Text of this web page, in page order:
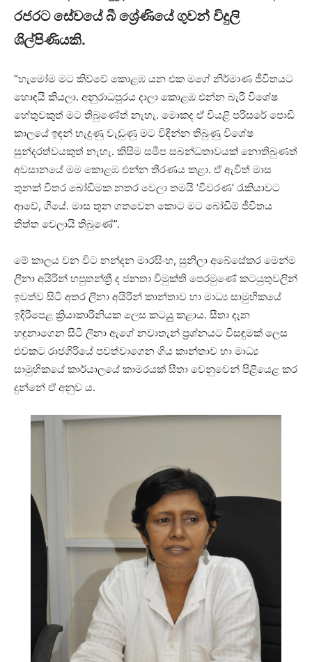
රජරට සේවයේ බී ශ්‍රේණියේ ගුවන් විදුලි
ශිල්පිණියකි.
“හැමෝම මට කිව්වේ කොළඹ යන එක මගේ නිර්මාණ ජීවිතයට
හොඳයි කියලා. අනුරාධපුරය දාලා කොළඹ එන්න බැරි විශේෂ
හේතුවකුත් මට තිබුණේත් නැහැ. මොකද ඒ වියළි පරිසරේ පොඩි
කාලයේ ඉඳන් හැදුණු වැඩුණු මට විඳින්න තිබුණු විශේෂ
සුන්දරත්වයකුත් නැහැ. කිසිම සමීප සබන්ධතාවයක් නොතිබුණත්
අවසානයේ මම කොළඹ එන්න තීරණය කළා. ඒ ඇවිත් මාස
තුනක් විතර බෝඩිමක නතර වෙලා තමයි ‘විවරණ’ රැකියාවට
ආවේ, ගියේ. මාස තුන ගතවෙන කොට මට බෝඩිම් ජීවිතය
තිත්ත වෙලායි තිබුණේ”.
මේ කාලය වන විට නන්දන මාරසිංහ, සුනිලා අබේසේකර මෙන්ම
ලීනා අයිරින් හපුතන්ත්‍රී ද ජනතා විමුක්ති පෙරමුණේ කටයුතුවලින්
ඉවත්ව සිටි අතර ලීනා අයිරින් කාන්තාව හා මාධ්‍ය සාමුහිකයේ
ඉදිරිපෙළ ක්‍රියාකාරිනියක ලෙස කටයුු කළාය. සීතා දැන
හඳුනාගෙන සිටි ලීනා ඇගේ නවාතැන් ප්‍රශ්නයට විසඳුමක් ලෙස
එවකට රාජගිරියේ පවත්වාගෙන ගිය කාන්තාව හා මාධ්‍ය
සාමුහිකයේ කාර්යාලයේ කාමරයක් සීතා වෙනුවෙන් පිළියෙළ කර
දුන්නේ ඒ අනුව ය.